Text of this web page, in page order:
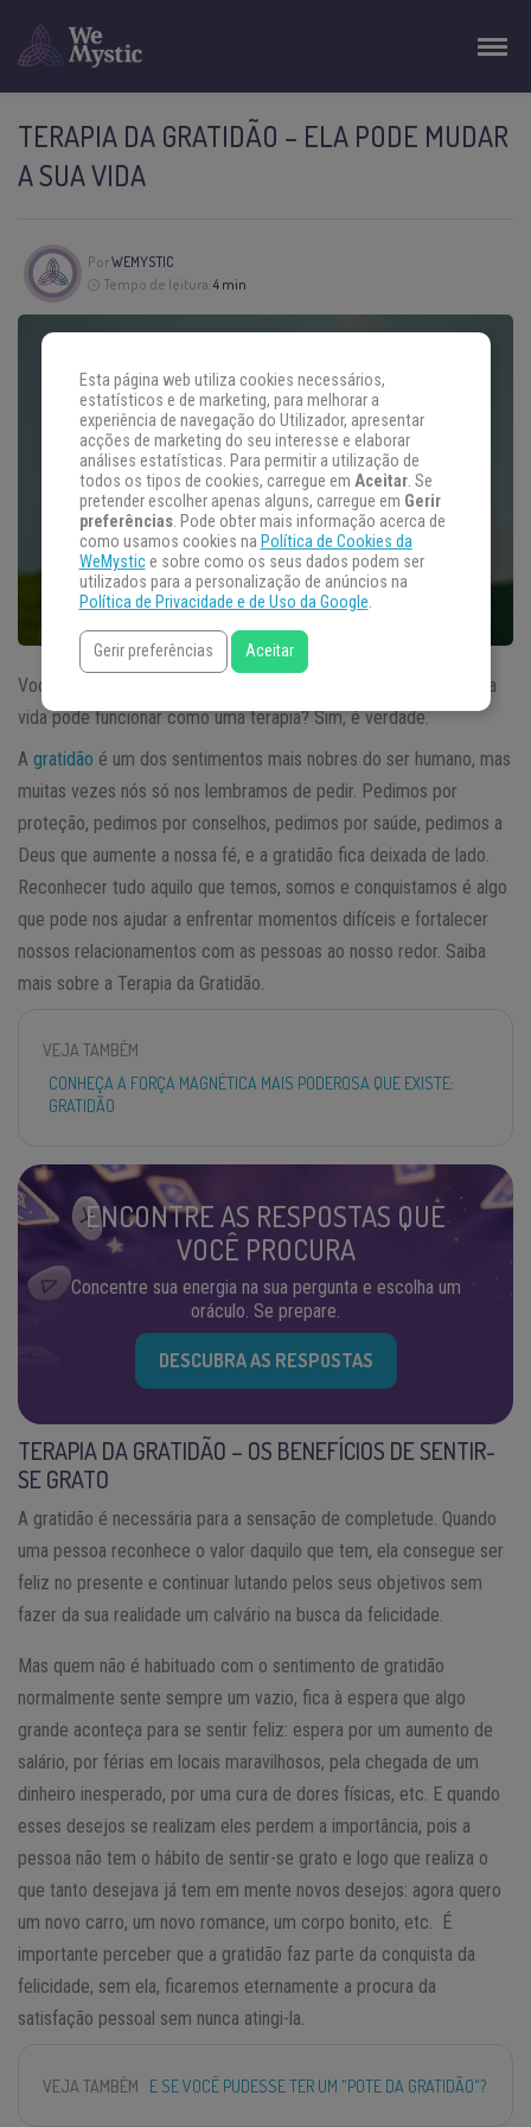
TERAPIA DA GRATIDÃO – ELA PODE MUDAR
A SUA VIDA
PorWEMYSTIC
Tempo de leitura:4 min
Você sabia que trabalhar o sentimento de gratidão dentro da sua
vida pode funcionar como uma terapia? Sim, é verdade.
A gratidão é um dos sentimentos mais nobres do ser humano, mas
muitas vezes nós só nos lembramos de pedir. Pedimos por
proteção, pedimos por conselhos, pedimos por saúde, pedimos a
Deus que aumente a nossa fé, e a gratidão fica deixada de lado.
Reconhecer tudo aquilo que temos, somos e conquistamos é algo
que pode nos ajudar a enfrentar momentos difíceis e fortalecer
nossos relacionamentos com as pessoas ao nosso redor. Saiba
mais sobre a Terapia da Gratidão.
VEJA TAMBÉM
CONHEÇA A FORÇA MAGNÉTICA MAIS PODEROSA QUE EXISTE:
GRATIDÃO
ENCONTRE AS RESPOSTAS QUE
VOCÊ PROCURA
Concentre sua energia na sua pergunta e escolha um
oráculo. Se prepare.
DESCUBRA AS RESPOSTAS
TERAPIA DA GRATIDÃO – OS BENEFÍCIOS DE SENTIR-
SE GRATO
A gratidão é necessária para a sensação de completude. Quando
uma pessoa reconhece o valor daquilo que tem, ela consegue ser
feliz no presente e continuar lutando pelos seus objetivos sem
fazer da sua realidade um calvário na busca da felicidade.
Mas quem não é habituado com o sentimento de gratidão
normalmente sente sempre um vazio, fica à espera que algo
grande aconteça para se sentir feliz: espera por um aumento de
salário, por férias em locais maravilhosos, pela chegada de um
dinheiro inesperado, por uma cura de dores físicas, etc. E quando
esses desejos se realizam eles perdem a importância, pois a
pessoa não tem o hábito de sentir-se grato e logo que realiza o
que tanto desejava já tem em mente novos desejos: agora quero
um novo carro, um novo romance, um corpo bonito, etc. É
importante perceber que a gratidão faz parte da conquista da
felicidade, sem ela, ficaremos eternamente a procura da
satisfação pessoal sem nunca atingi-la.
VEJA TAMBÉM E SE VOCÊ PUDESSE TER UM "POTE DA GRATIDÃO"?
Esta página web utiliza cookies necessários,
estatísticos e de marketing, para melhorar a
experiência de navegação do Utilizador, apresentar
acções de marketing do seu interesse e elaborar
análises estatísticas. Para permitir a utilização de
todos os tipos de cookies, carregue em Aceitar. Se
pretender escolher apenas alguns, carregue em Gerir
preferências. Pode obter mais informação acerca de
como usamos cookies na Política de Cookies da
WeMystice sobre como os seus dados podem ser
utilizados para a personalização de anúncios na
Política de Privacidade e de Uso da Google.
Gerir preferências Aceitar